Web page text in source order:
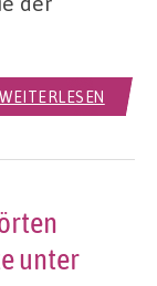
WEITERLESEN
unter